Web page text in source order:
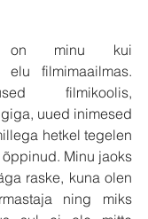
on minu kui
elu filmimaailmas.
filmikoolis,
uued inimesed
hetkel tegelen
Minu jaoks
raske, kuna olen
ning miks